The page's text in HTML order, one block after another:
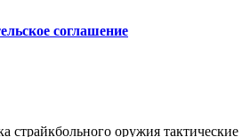
соглашение
страйкбольного оружия